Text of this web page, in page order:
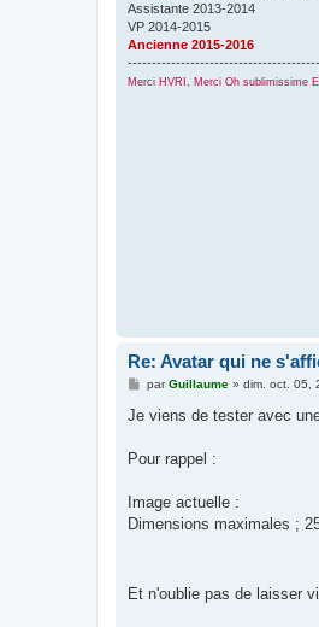
Assistante 2013-2014
VP 2014-2015
Ancienne 2015-2016
Merci HVRI, Merci Oh sublimissime
Re: Avatar qui ne
M
s
g
parGuillaume» dim. oct. 05,
Je viens de tester avec
Pour rappel :
Image actuelle :
Dimensions maximales ;
Et n'oublie pas de laisser